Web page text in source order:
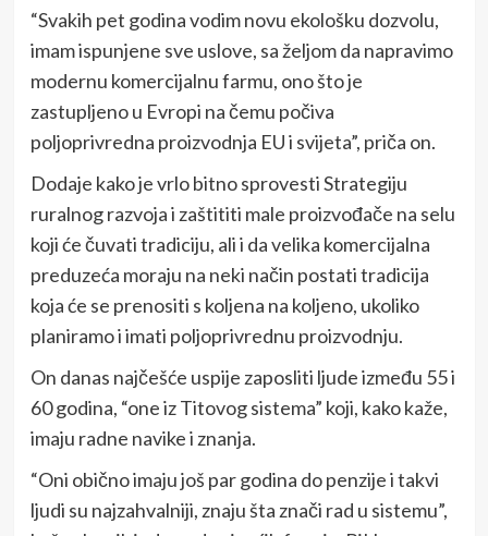
“Svakih pet godina vodim novu ekološku dozvolu,
imam ispunjene sve uslove, sa željom da napravimo
modernu komercijalnu farmu, ono što je
zastupljeno u Evropi na čemu počiva
poljoprivredna proizvodnja EU i svijeta”, priča on.
Dodaje kako je vrlo bitno sprovesti Strategiju
ruralnog razvoja i zaštititi male proizvođače na selu
koji će čuvati tradiciju, ali i da velika komercijalna
preduzeća moraju na neki način postati tradicija
koja će se prenositi s koljena na koljeno, ukoliko
planiramo i imati poljoprivrednu proizvodnju.
On danas najčešće uspije zaposliti ljude između 55 i
60 godina, “one iz Titovog sistema” koji, kako kaže,
imaju radne navike i znanja.
“Oni obično imaju još par godina do penzije i takvi
ljudi su najzahvalniji, znaju šta znači rad u sistemu”,